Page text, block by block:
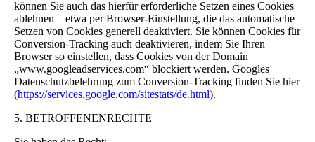
können Sie auch das hierfür erforderliche Setzen eines Cookies
ablehnen – etwa per Browser-Einstellung, die das automatische
Setzen von Cookies generell deaktiviert. Sie können Cookies für
Conversion-Tracking auch deaktivieren, indem Sie Ihren
Browser so einstellen, dass Cookies von der Domain
„www.googleadservices.com“ blockiert werden. Googles
Datenschutzbelehrung zum Conversion-Tracking finden Sie hier
(https://services.google.com/sitestats/de.html).
5. BETROFFENENRECHTE